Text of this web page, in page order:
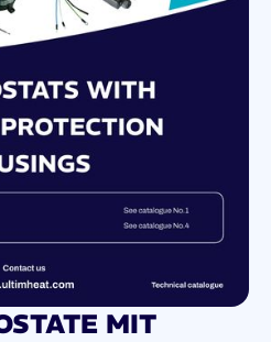
MIT